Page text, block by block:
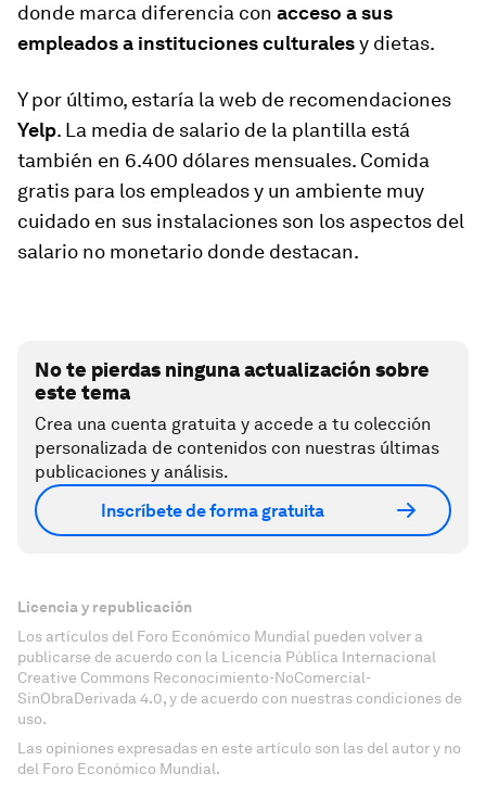
donde marca diferencia con acceso a sus
empleados a instituciones culturalesy dietas.
Y por último, estaría la web de recomendaciones
Yelp. La media de salario de la plantilla está
también en 6.400 dólares mensuales. Comida
gratis para los empleados y un ambiente muy
cuidado en sus instalaciones son los aspectos del
salario no monetario donde destacan.
No te pierdas ninguna actualización sobre
este tema
Crea una cuenta gratuita y accede a tu colección
personalizada de contenidos con nuestras últimas
publicaciones y análisis.
Inscríbete de forma gratuita
Licencia y republicación
Los artículos del Foro Económico Mundial pueden volver a
publicarse de acuerdo con la Licencia Pública Internacional
Creative Commons Reconocimiento-NoComercial-
SinObraDerivada 4.0, y de acuerdo con nuestras condiciones de
uso.
Las opiniones expresadas en este artículo son las del autor y no
del Foro Económico Mundial.